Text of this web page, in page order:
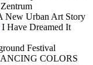
New Urban Art Story
I Have Dreamed It
Festival
COLORS